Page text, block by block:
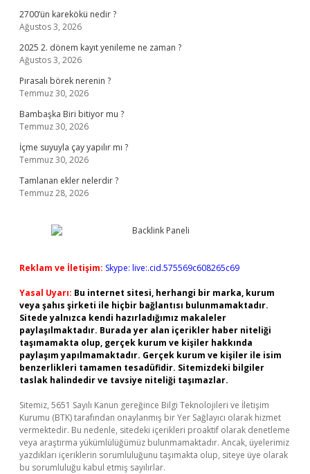
2700’ün karekökü nedir ?
Ağustos 3, 2026
2025 2. dönem kayıt yenileme ne zaman ?
Ağustos 3, 2026
Pırasalı börek nerenin ?
Temmuz 30, 2026
Bambaşka Biri bitiyor mu ?
Temmuz 30, 2026
İçme suyuyla çay yapılır mı ?
Temmuz 30, 2026
Tamlanan ekler nelerdir ?
Temmuz 28, 2026
Reklam ve İletişim: Skype: live:.cid.575569c608265c69
Yasal Uyarı: Bu internet sitesi, herhangi bir marka, kurum
veya şahıs şirketi ile hiçbir bağlantısı bulunmamaktadır.
Sitede yalnızca kendi hazırladığımız makaleler
paylaşılmaktadır. Burada yer alan içerikler haber niteliği
taşımamakta olup, gerçek kurum ve kişiler hakkında
paylaşım yapılmamaktadır. Gerçek kurum ve kişiler ile isim
benzerlikleri tamamen tesadüfidir. Sitemizdeki bilgiler
taslak halindedir ve tavsiye niteliği taşımazlar.
Sitemiz, 5651 Sayılı Kanun gereğince Bilgi Teknolojileri ve İletişim
Kurumu (BTK) tarafından onaylanmış bir Yer Sağlayıcı olarak hizmet
vermektedir. Bu nedenle, sitedeki içerikleri proaktif olarak denetleme
veya araştırma yükümlülüğümüz bulunmamaktadır. Ancak, üyelerimiz
yazdıkları içeriklerin sorumluluğunu taşımakta olup, siteye üye olarak
bu sorumluluğu kabul etmiş sayılırlar.